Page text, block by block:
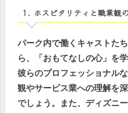
1. ホスピタリティと職業観
パーク内で働くキャストた
ら、「おもてなしの心」を
彼らのプロフェッショナル
観やサービス業への理解を
でしょう。また、ディズニ